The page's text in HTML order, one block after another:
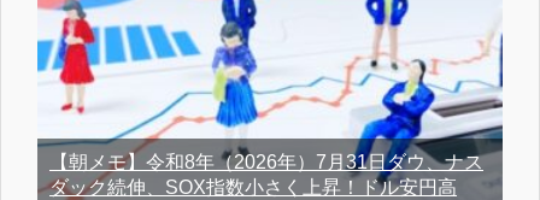
【朝メモ】令和8年（2026年）7月31日ダウ、ナス
ダック続伸、SOX指数小さく上昇！ドル安円高